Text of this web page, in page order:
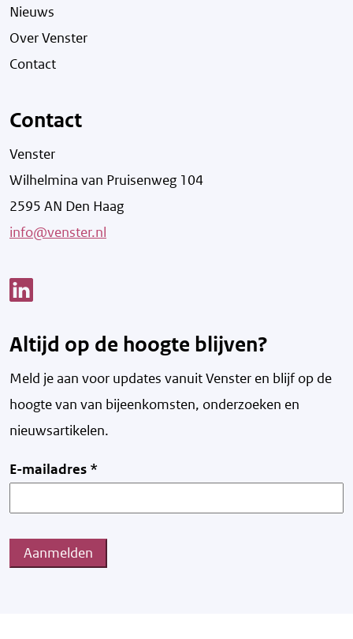
Nieuws
Over Venster
Contact
Contact
Venster
Wilhelmina van Pruisenweg 104
2595 AN Den Haag
info@venster.nl
Altijd op de hoogte blijven?
Meld je aan voor updates vanuit Venster en blijf op de
hoogte van van bijeenkomsten, onderzoeken en
nieuwsartikelen.
E-mailadres *
Aanmelden